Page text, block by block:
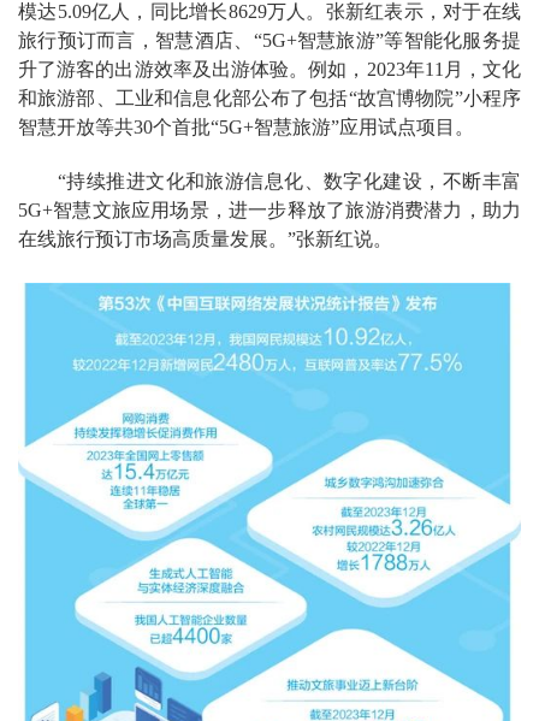
模达5.09亿人，同比增长8629万人。张新红表示，对于在线
旅行预订而言，智慧酒店、“5G+智慧旅游”等智能化服务提
升了游客的出游效率及出游体验。例如，2023年11月，文化
和旅游部、工业和信息化部公布了包括“故宫博物院”小程序
智慧开放等共30个首批“5G+智慧旅游”应用试点项目。
“持续推进文化和旅游信息化、数字化建设，不断丰富
5G+智慧文旅应用场景，进一步释放了旅游消费潜力，助力
在线旅行预订市场高质量发展。”张新红说。